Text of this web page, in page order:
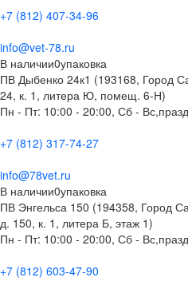
+7 (812) 407-34-96
info@vet-78.ru
В наличии0упаковка
ПВ Дыбенко 24к1 (193168, Город
24, к. 1, литера Ю, помещ. 6-Н)
Пн - Пт: 10:00 - 20:00, Сб -
+7 (812) 317-74-27
info@78vet.ru
В наличии0упаковка
ПВ Энгельса 150 (194358, Город
д. 150, к. 1, литера Б, этаж 1)
Пн - Пт: 10:00 - 20:00, Сб -
+7 (812) 603-47-90